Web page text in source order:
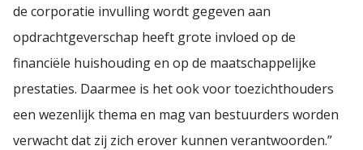
de corporatie invulling wordt gegeven aan
opdrachtgeverschap heeft grote invloed op de
financiële huishouding en op de maatschappelijke
prestaties. Daarmee is het ook voor toezichthouders
een wezenlijk thema en mag van bestuurders worden
verwacht dat zij zich erover kunnen verantwoorden.”